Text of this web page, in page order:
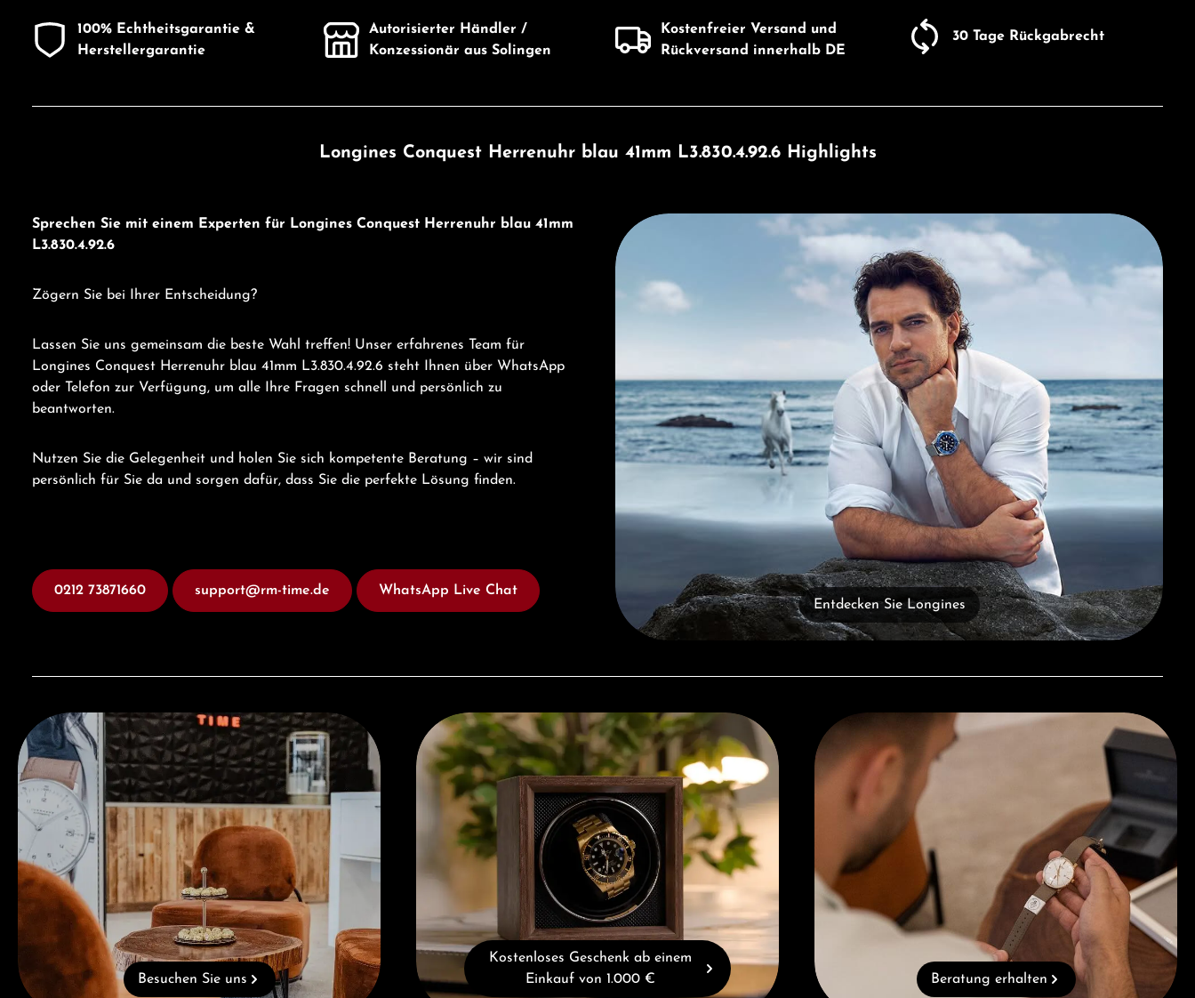
100% Echtheitsgarantie &
Herstellergarantie
Autorisierter Händler /
Konzessionär aus Solingen
Kostenfreier Versand und
Rückversand innerhalb DE
30 Tage Rückgabrecht
Longines Conquest Herrenuhr blau 41mm L3.830.4.92.6 Highlights
Sprechen Sie mit einem Experten für Longines Conquest Herrenuhr blau 41mm
L3.830.4.92.6
Zögern Sie bei Ihrer Entscheidung?
Lassen Sie uns gemeinsam die beste Wahl treffen! Unser erfahrenes Team für
Longines Conquest Herrenuhr blau 41mm L3.830.4.92.6 steht Ihnen über WhatsApp
oder Telefon zur Verfügung, um alle Ihre Fragen schnell und persönlich zu
beantworten.
Nutzen Sie die Gelegenheit und holen Sie sich kompetente Beratung – wir sind
persönlich für Sie da und sorgen dafür, dass Sie die perfekte Lösung finden.
0212 73871660 support@rm-time.de WhatsApp Live Chat
Entdecken Sie Longines
Entdecken Sie Longines
Besuchen Sie uns
Besuchen Sie uns
Kostenloses Geschenk ab einem Einkauf von 1.000 €
Kostenloses Geschenk ab einem
Einkauf von 1.000 €
Beratung erhalten
Beratung erhalten